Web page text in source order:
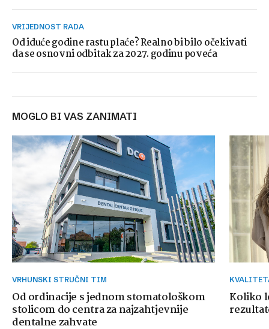
VRIJEDNOST RADA
Od iduće godine rastu plaće? Realno bi bilo očekivati
da se osnovni odbitak za 2027. godinu poveća
MOGLO BI VAS ZANIMATI
VRHUNSKI STRUČNI TIM
Od ordinacije s jednom stomatološkom
stolicom do centra za najzahtjevnije
dentalne zahvate
Koliko